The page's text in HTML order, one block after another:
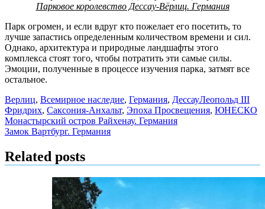
Парковое королевство Дессау-Вёрлиц. Германия
Парк огромен, и если вдруг кто пожелает его посетить, то
лучше запастись определенным количеством времени и сил.
Однако, архитектура и природные ландшафты этого
комплекса стоят того, чтобы потратить эти самые силы.
Эмоции, полученные в процессе изучения парка, затмят все
остальное.
Верлиц, Всемирное наследие, Германия, ДессауЛеопольд III
Фридрих, Саксония-Анхальт, Эпоха Просвещения, ЮНЕСКО
Навигация
по
записям
Монастырский остров Райхенау. Германия
Замок Вартбург. Германия
Related posts